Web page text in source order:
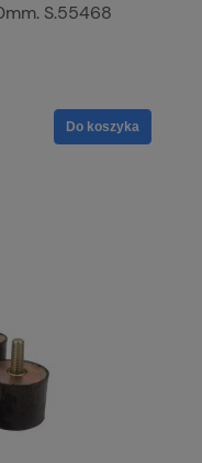
S.55468
Do koszyka